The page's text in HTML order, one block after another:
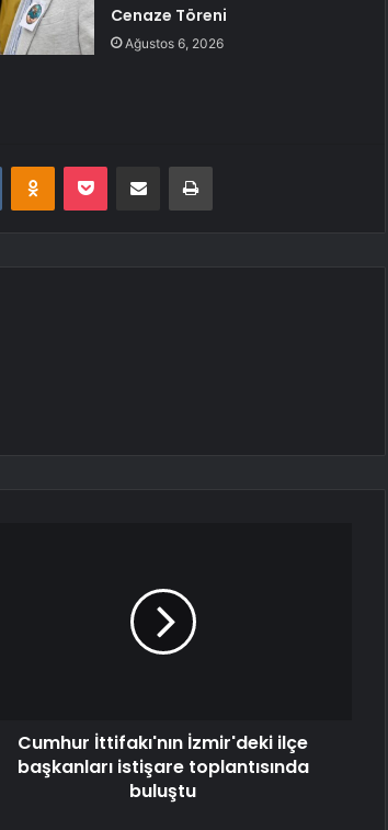
Cenaze Töreni
Ağustos 6, 2026
VKontakteOdnoklassniki
Pocket E-Posta ile paylaş Yazdır
Cumhur İttifakı'nın İzmir'deki ilçe
başkanları istişare toplantısında
buluştu